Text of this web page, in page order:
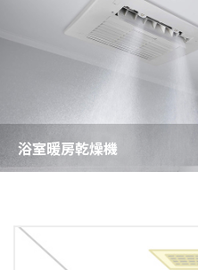
浴室暖房乾燥機